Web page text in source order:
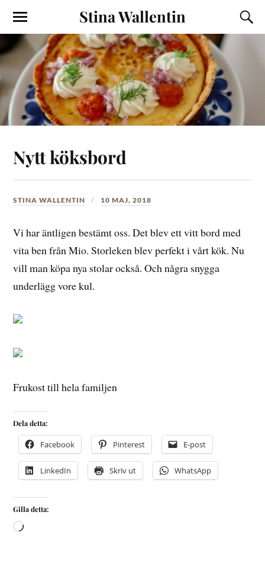
Stina Wallentin
Nytt köksbord
STINA WALLENTIN 10 MAJ, 2018
Vi har äntligen bestämt oss. Det blev ett vitt bord med
vita ben från Mio. Storleken blev perfekt i vårt kök. Nu
vill man köpa nya stolar också. Och några snygga
underlägg vore kul.
Frukost till hela familjen
Dela detta:
Facebook Pinterest E-post
LinkedIn Skriv ut WhatsApp
Gilla detta: